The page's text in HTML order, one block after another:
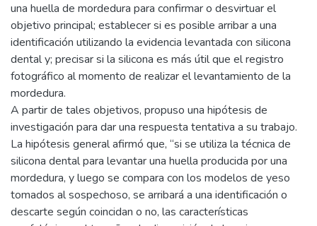
una huella de mordedura para confirmar o desvirtuar el
objetivo principal; establecer si es posible arribar a una
identificación utilizando la evidencia levantada con silicona
dental y; precisar si la silicona es más útil que el registro
fotográfico al momento de realizar el levantamiento de la
mordedura.
A partir de tales objetivos, propuso una hipótesis de
investigación para dar una respuesta tentativa a su trabajo.
La hipótesis general afirmó que, “si se utiliza la técnica de
silicona dental para levantar una huella producida por una
mordedura, y luego se compara con los modelos de yeso
tomados al sospechoso, se arribará a una identificación o
descarte según coincidan o no, las características